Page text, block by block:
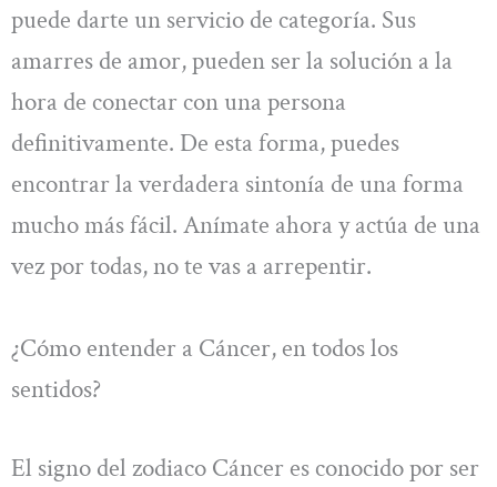
puede darte un servicio de categoría. Sus
amarres de amor, pueden ser la solución a la
hora de conectar con una persona
definitivamente. De esta forma, puedes
encontrar la verdadera sintonía de una forma
mucho más fácil. Anímate ahora y actúa de una
vez por todas, no te vas a arrepentir.
¿Cómo entender a Cáncer, en todos los
sentidos?
El signo del zodiaco Cáncer es conocido por ser